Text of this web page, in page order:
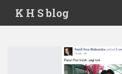
i
K H S blog